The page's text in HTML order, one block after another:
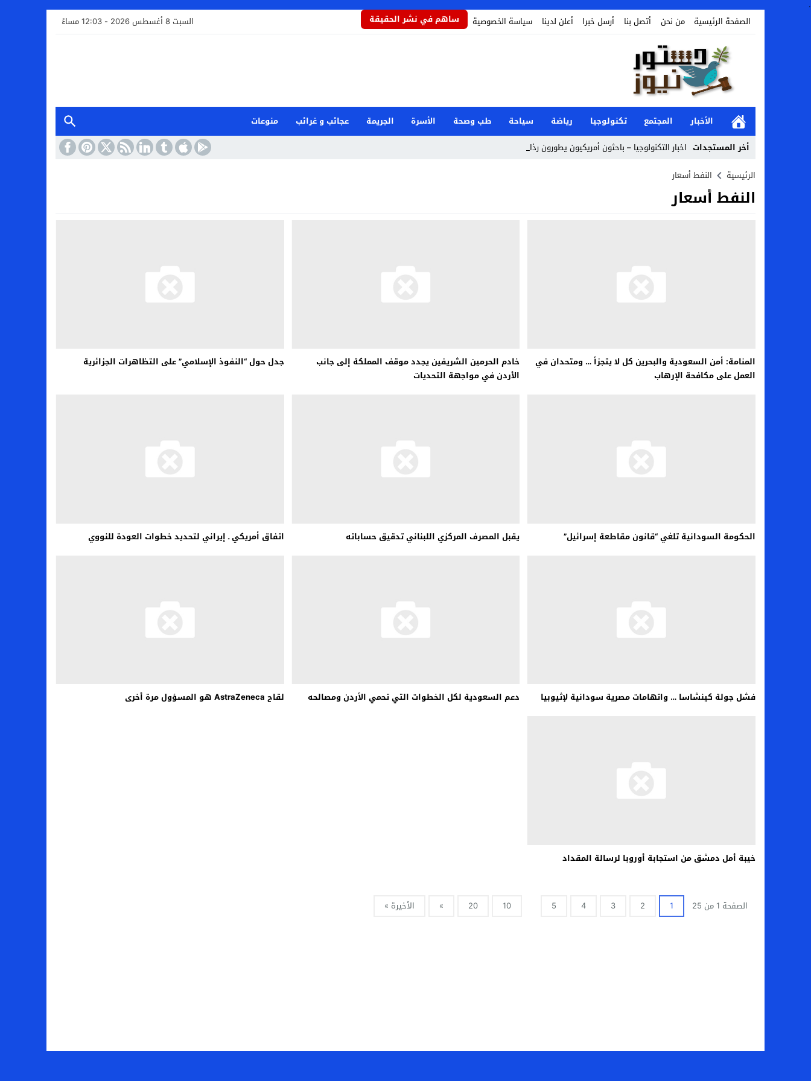
.
الصفحة الرئيسية
من نحن أتصل بنا أرسل خبرا أعلن لدينا سياسة الخصوصية ساهم في نشر الحقيقة السبت 8 أغسطس 2026 - 12:03 مساءً
الأخبار المجتمع تكنولوجيا رياضة سياحة طب وصحة الأسرة الجريمة عجائب و غرائب
منوعات
أخر المستجدات اخبار التكنولوجيا – باحثون أمريكيون يطورون رذاذاً ي _
Stop
Previous
الرئيسية النفط أسعار
النفط أسعار
المنامة: أمن السعودية والبحرين كل لا يتجزأ … ومتحدان في
العمل على مكافحة الإرهاب
خادم الحرمين الشريفين يجدد موقف المملكة إلى جانب
الأردن في مواجهة التحديات
جدل حول “النفوذ الإسلامي” على التظاهرات الجزائرية
الحكومة السودانية تلغي “قانون مقاطعة إسرائيل” يقبل المصرف المركزي اللبناني تدقيق حساباته اتفاق أمريكي ـ إيراني لتحديد خطوات العودة للنووي
فشل جولة كينشاسا … واتهامات مصرية سودانية لإثيوبيا دعم السعودية لكل الخطوات التي تحمي الأردن ومصالحه لقاح AstraZeneca هو المسؤول مرة أخرى
خيبة أمل دمشق من استجابة أوروبا لرسالة المقداد
الصفحة 1 من 25 1
2
3
4
5
10
20
» الأخيرة »